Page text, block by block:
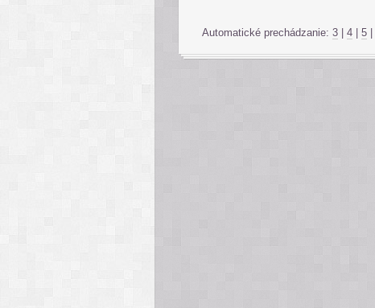
Automatické prechádzanie: 3 4 5